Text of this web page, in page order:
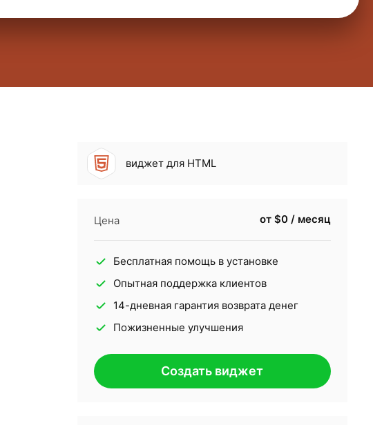
виджет для HTML
Цена от $0 / месяц
Бесплатная помощь в установке
Опытная поддержка клиентов
14-дневная гарантия возврата денег
Пожизненные улучшения
Создать виджет